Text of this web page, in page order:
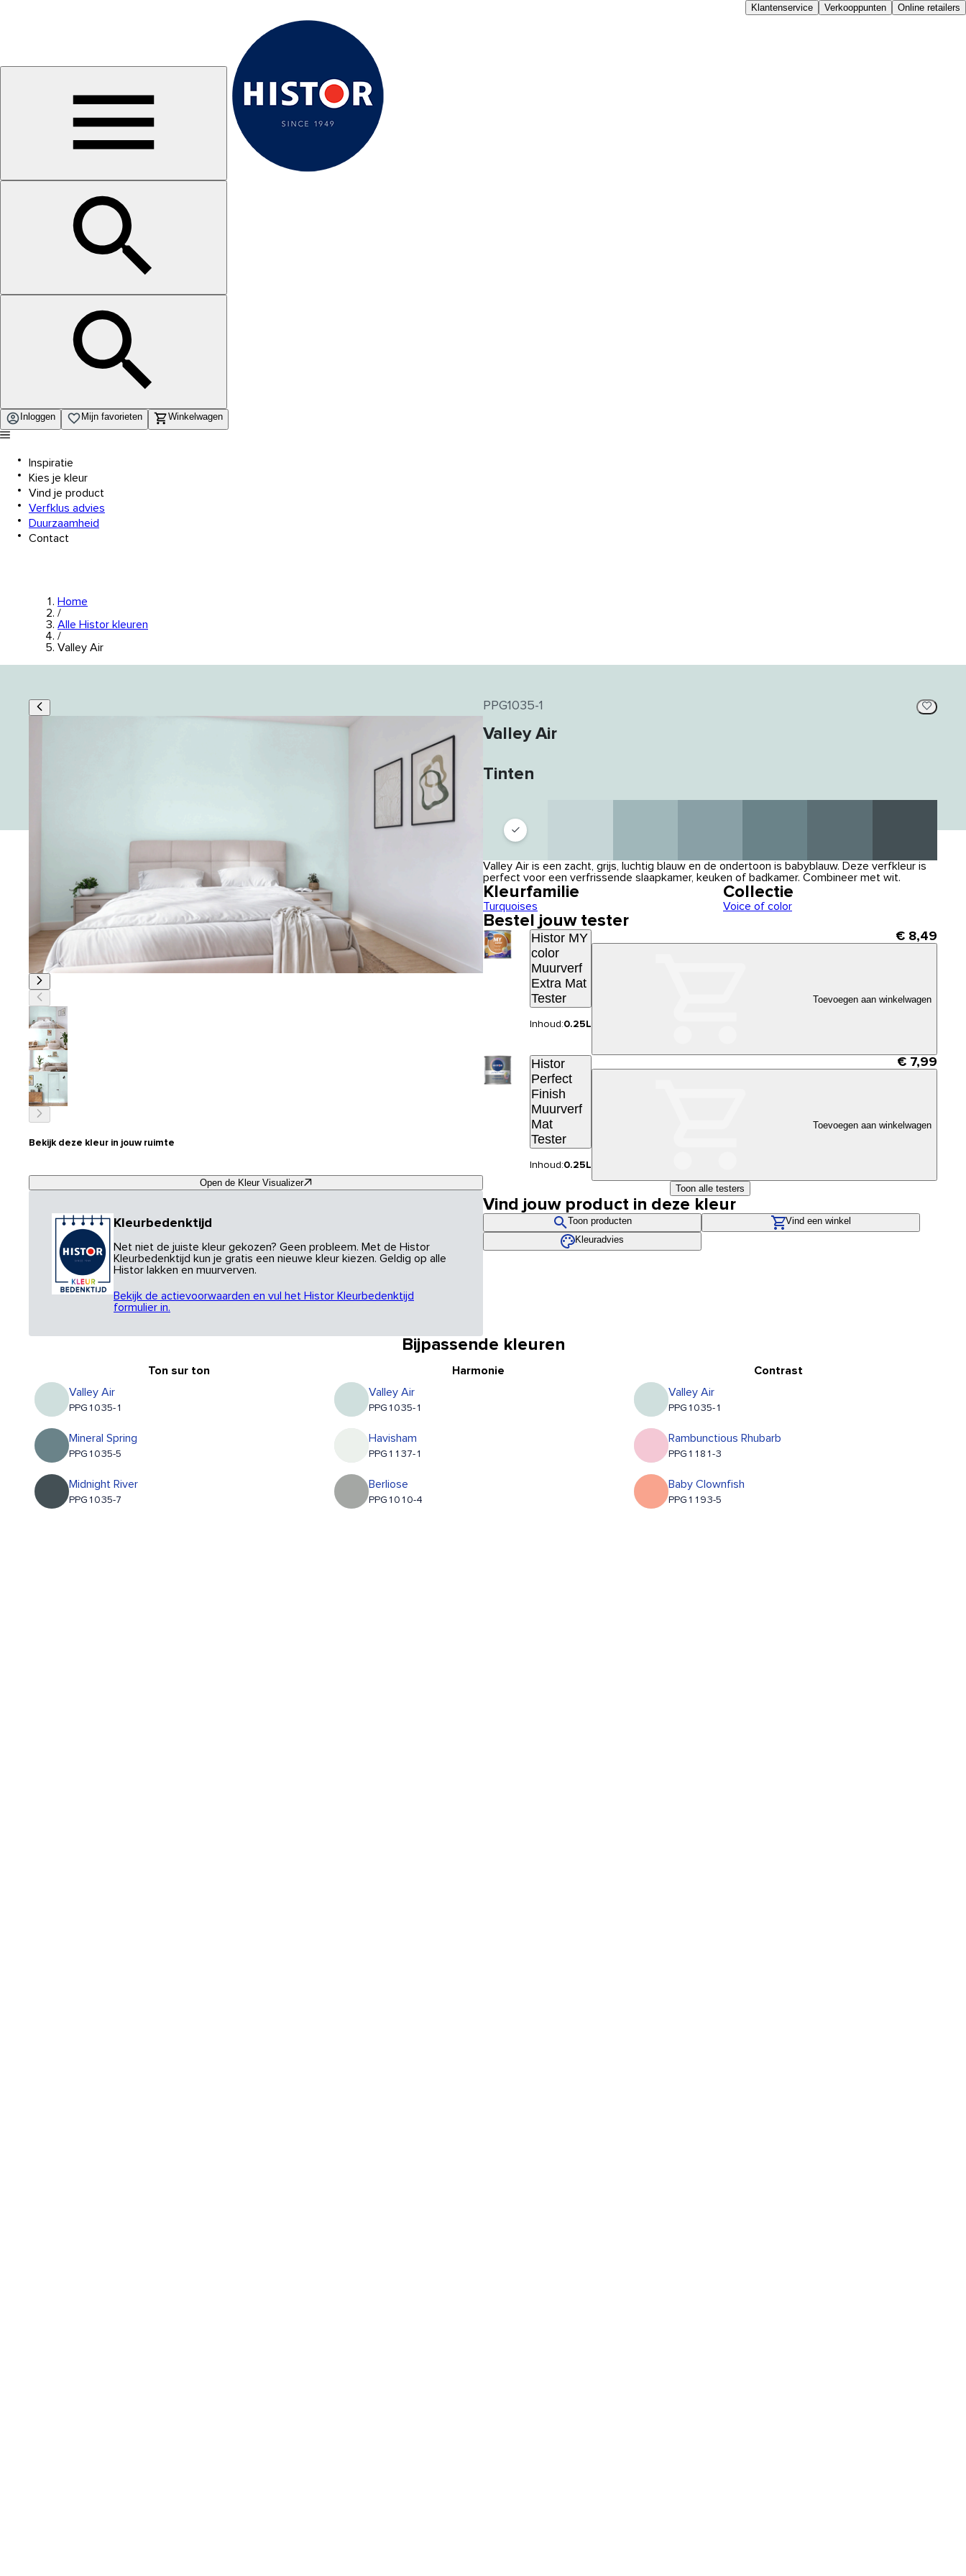
Klantenservice Verkooppunten Online retailers
Inloggen Mijn favorieten Winkelwagen
Inspiratie
Kies je kleur
Vind je product
Verfklus advies
Duurzaamheid
Contact
Home
/
Alle Histor kleuren
/
Valley Air
Bekijk deze kleur in jouw ruimte
Open de Kleur Visualizer
Kleurbedenktijd
Net niet de juiste kleur gekozen? Geen probleem. Met de Histor
Kleurbedenktijd kun je gratis een nieuwe kleur kiezen. Geldig op alle
Histor lakken en muurverven.
Bekijk de actievoorwaarden en vul het Histor Kleurbedenktijd
formulier in.
PPG1035-1
Valley Air
Tinten
Valley Air is een zacht, grijs, luchtig blauw en de ondertoon is babyblauw. Deze verfkleur is
perfect voor een verfrissende slaapkamer, keuken of badkamer. Combineer met wit.
Kleurfamilie
Turquoises
Collectie
Voice of color
Bestel jouw tester
Histor MY
color
Muurverf
Extra Mat
Tester
Inhoud:0.25L
€ 8,49
Toevoegen aan winkelwagen
Histor
Perfect
Finish
Muurverf
Mat
Tester
Inhoud:0.25L
€ 7,99
Toevoegen aan winkelwagen
Toon alle testers
Vind jouw product in deze kleur
Toon producten
Vind een winkel
Kleuradvies
Bijpassende kleuren
Ton sur ton
Valley Air
PPG1035-1
Mineral Spring
PPG1035-5
Midnight River
PPG1035-7
Harmonie
Valley Air
PPG1035-1
Havisham
PPG1137-1
Berliose
PPG1010-4
Contrast
Valley Air
PPG1035-1
Rambunctious Rhubarb
PPG1181-3
Baby Clownfish
PPG1193-5